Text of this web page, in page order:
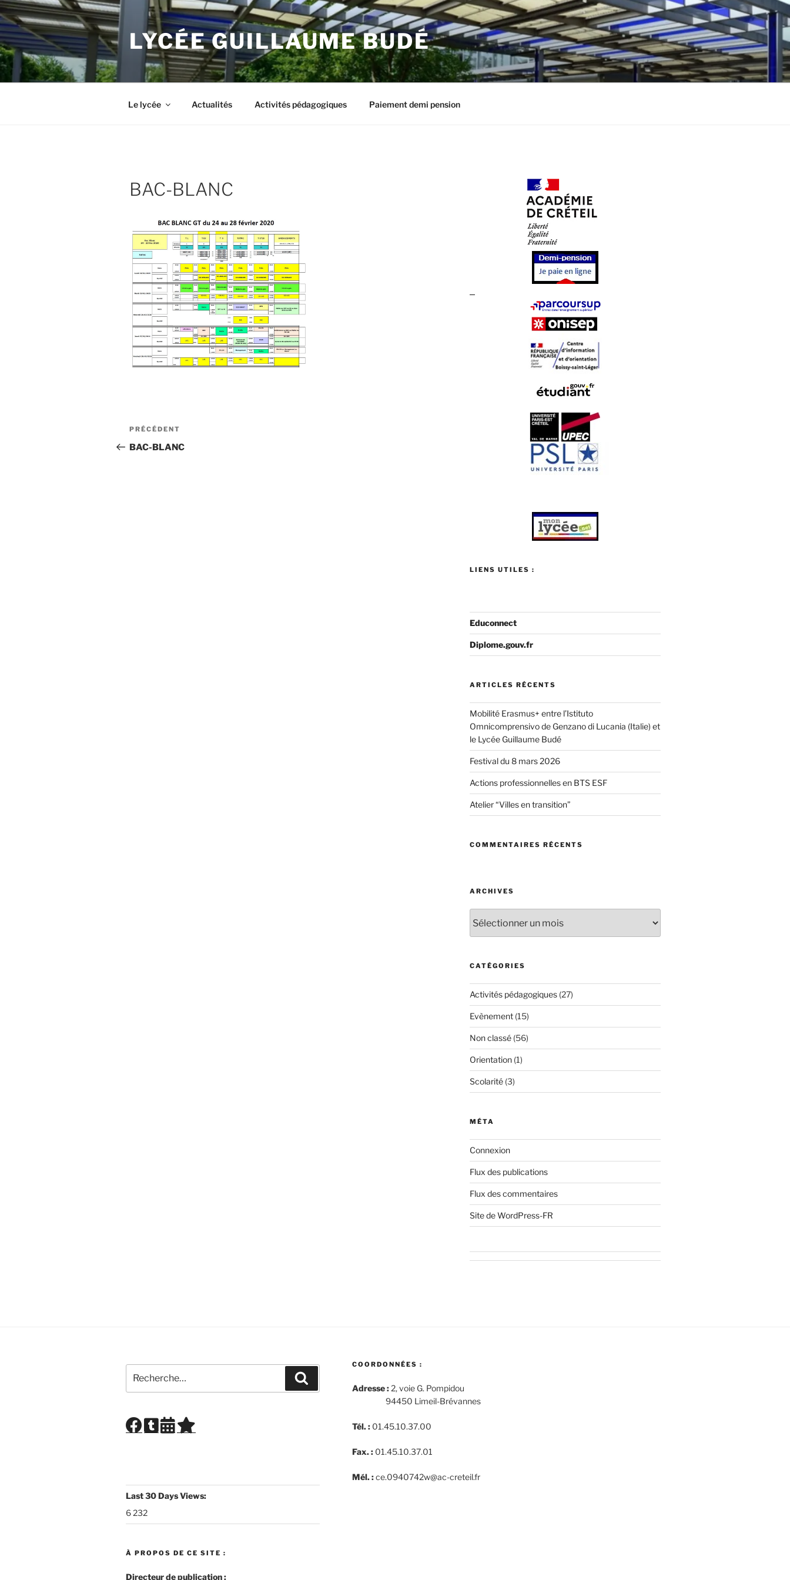
Aller
au
contenu
principal
LYCÉE GUILLAUME BUDÉ
Le lycée Actualités Activités pédagogiques Paiement demi pension
BAC-BLANC
Navigation
de
Article
précédent
PRÉCÉDENT
BAC-BLANC
LIENS UTILES :
Educonnect
Diplome.gouv.fr
ARTICLES RÉCENTS
Mobilité Erasmus+ entre l’Istituto
Omnicomprensivo de Genzano di Lucania (Italie) et
le Lycée Guillaume Budé
Festival du 8 mars 2026
Actions professionnelles en BTS ESF
Atelier “Villes en transition”
COMMENTAIRES RÉCENTS
ARCHIVES
CATÉGORIES
Activités pédagogiques(27)
Evènement(15)
Non classé(56)
Orientation(1)
Scolarité(3)
MÉTA
Connexion
Flux des publications
Flux des commentaires
Site de WordPress-FR
pour
:
Last 30 Days Views:
6 232
À PROPOS DE CE SITE :
Directeur de publication :
COORDONNÉES :
Adresse :2, voie G. Pompidou
94450 Limeil-Brévannes
Tél. : 01.45.10.37.00
Fax. : 01.45.10.37.01
Mél. :ce.0940742w@ac-creteil.fr